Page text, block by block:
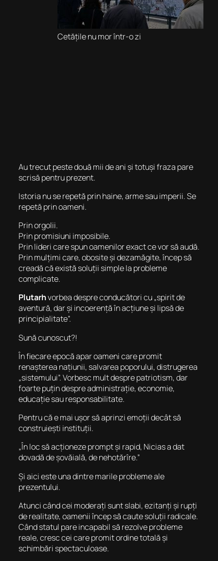
Cetățile nu mor într-o zi
Au trecut peste două mii de ani și totuși fraza pare
scrisă pentru prezent.
Istoria nu se repetă prin haine, arme sau imperii. Se
repetă prin oameni.
Prin orgolii.
Prin promisiuni imposibile.
Prin lideri care spun oamenilor exact ce vor să audă.
Prin mulțimi care, obosite și dezamăgite, încep să
creadă că există soluții simple la probleme
complicate.
Plutarhvorbea despre conducători cu „spirit de
aventură, dar și incoerență în acțiune și lipsă de
principialitate”.
Sună cunoscut?!
În fiecare epocă apar oameni care promit
renașterea națiunii, salvarea poporului, distrugerea
„sistemului”. Vorbesc mult despre patriotism, dar
foarte puțin despre administrație, economie,
educație sau responsabilitate.
Pentru că e mai ușor să aprinzi emoții decât să
construiești instituții.
„În loc să acționeze prompt și rapid, Nicias a dat
dovadă de șovăială, de nehotărîre.”
Și aici este una dintre marile probleme ale
prezentului.
Atunci când cei moderați sunt slabi, ezitanți și rupți
de realitate, oamenii încep să caute soluții radicale.
Când statul pare incapabil să rezolve probleme
reale, cresc cei care promit ordine totală și
schimbări spectaculoase.